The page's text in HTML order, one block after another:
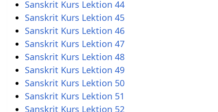
Sanskrit Kurs Lektion 44
Sanskrit Kurs Lektion 45
Sanskrit Kurs Lektion 46
Sanskrit Kurs Lektion 47
Sanskrit Kurs Lektion 48
Sanskrit Kurs Lektion 49
Sanskrit Kurs Lektion 50
Sanskrit Kurs Lektion 51
Sanskrit Kurs Lektion 52